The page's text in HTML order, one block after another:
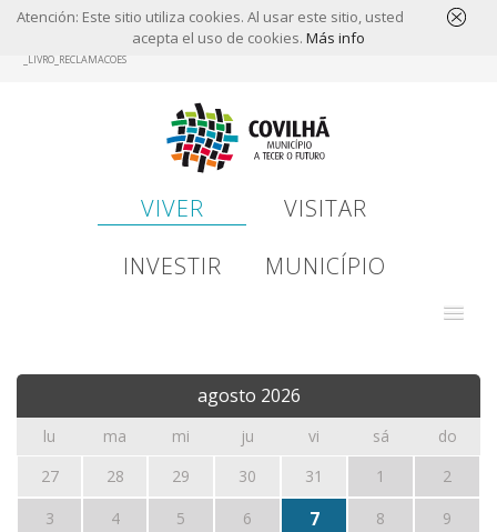
Atención: Este sitio utiliza cookies. Al usar este sitio, usted
acepta el uso de cookies. Más info
_LIVRO_RECLAMACOES
VIVER
VISITAR
INVESTIR
MUNICÍPIO
agosto 2026
lu ma mi ju vi sá
do
27
28 29 30 31 1
2
3
4 5 6 7 8
9